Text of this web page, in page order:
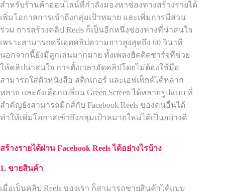
สำหรับร้านค้าออนไลน์ที่กำลังมองหาช่องทางสร้างรายได้
เพิ่มโอกาสการเข้าถึงกลุ่มเป้าหมาย และเพิ่มการมีส่วน
ร่วม การสร้างคลิป Reels ก็เป็นอีกหนึ่งช่องทางที่น่าสนใจ
เพราะสามารถครีเอตคลิปความยาวสูงสุดถึง 60 วินาที
นอกจากนี้ยังมีลูกเล่นมากมาย ทั้งเพลงฮิตติดชาร์จที่ช่วย
ให้คลิปน่าสนใจ การตั้งเวลาอัดคลิปโดยไม่ต้องใช้มือ
สามารถใส่ตัวหนังสือ สติกเกอร์ และเอฟเฟ็กต์ได้หลาก
หลาย และยังเลือกเปลี่ยน Green Screen ได้หลายรูปแบบ ที่
สำคัญยังสามารถมิกส์กับ Facebook Reels ของคนอื่นได้
ทำให้เพิ่มโอกาสเข้าถึงกลุ่มเป้าหมายใหม่ได้เป็นอย่างดี
สร้างรายได้ผ่านFacebook Reels ได้อย่างไรบ้าง
1. ขายสินค้า
เมื่อเป็นคลิป Reels ของเรา ก็สามารถขายสินค้าได้แบบ